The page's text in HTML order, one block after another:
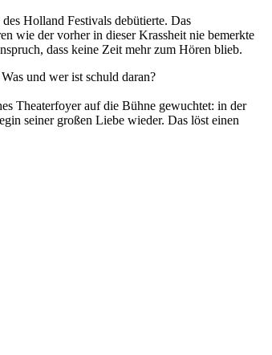
Holland Festivals debütierte. Das
wie der vorher in dieser Krassheit nie bemerkte
dass keine Zeit mehr zum Hören blieb.
und wer ist schuld daran?
Theaterfoyer auf die Bühne gewuchtet: in der
seiner großen Liebe wieder. Das löst einen